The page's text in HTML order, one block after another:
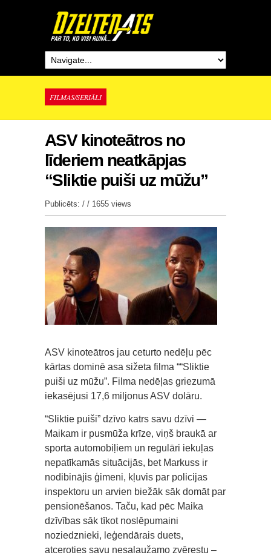
FILMAS/SERIĀLI
ASV kinoteātros no
līderiem neatkāpjas
“Sliktie puiši uz mūžu”
Publicēts: / / 1655 views
ASV kinoteātros jau ceturto nedēļu pēc
kārtas dominē asa sižeta filma ““Sliktie
puiši uz mūžu”. Filma nedēļas griezumā
iekasējusi 17,6 miljonus ASV dolāru.
“Sliktie puiši” dzīvo katrs savu dzīvi —
Maikam ir pusmūža krīze, viņš braukā ar
sporta automobiļiem un regulāri iekuļas
nepatīkamās situācijās, bet Markuss ir
nodibinājis ģimeni, kļuvis par policijas
inspektoru un arvien biežāk sāk domāt par
pensionēšanos. Taču, kad pēc Maika
dzīvības sāk tīkot noslēpumaini
noziedznieki, leģendārais duets,
atceroties savu nesalaužamo zvērestu –